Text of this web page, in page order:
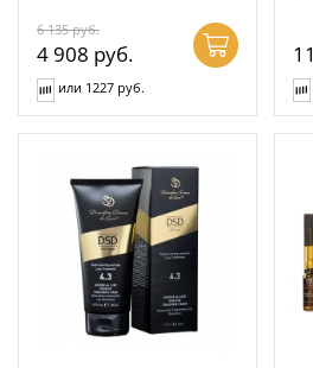
6 135руб.
4 908 руб.
или 1227 руб.